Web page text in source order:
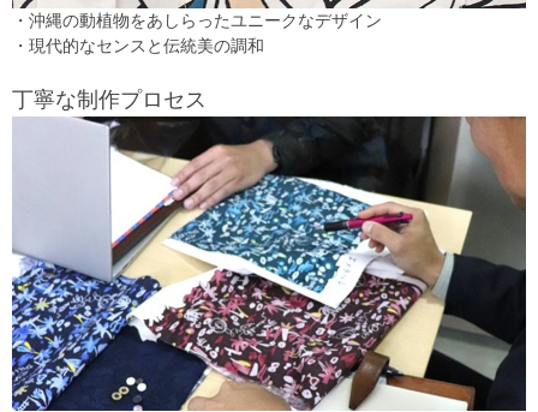
・沖縄の動植物をあしらったユニークなデザイン
・現代的なセンスと伝統美の調和
丁寧な制作プロセス